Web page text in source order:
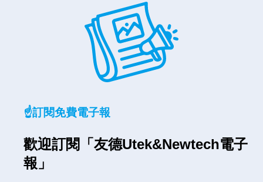
☝️訂閱免費電子報
歡迎訂閱「友德Utek&Newtech電子
報」